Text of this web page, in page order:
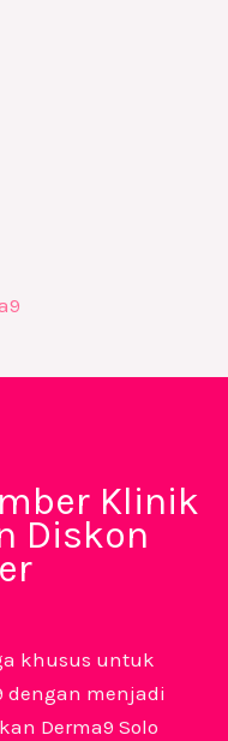
Klinik
Diskon
khusus untuk
dengan menjadi
Derma9 Solo